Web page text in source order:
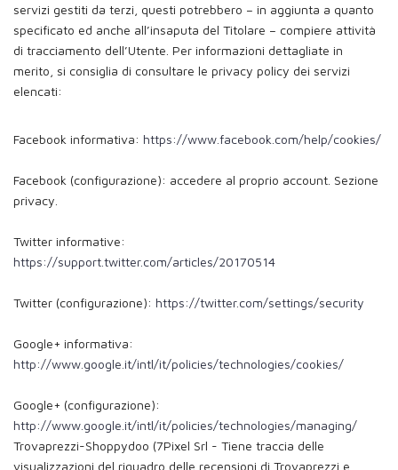
servizi gestiti da terzi, questi potrebbero – in aggiunta a quanto
specificato ed anche all’insaputa del Titolare – compiere attività
di tracciamento dell’Utente. Per informazioni dettagliate in
merito, si consiglia di consultare le privacy policy dei servizi
elencati:
Facebook informativa: https://www.facebook.com/help/cookies/
Facebook (configurazione): accedere al proprio account. Sezione
privacy.
Twitter informative:
https://support.twitter.com/articles/20170514
Twitter (configurazione): https://twitter.com/settings/security
Google+ informativa:
http://www.google.it/intl/it/policies/technologies/cookies/
Google+ (configurazione):
http://www.google.it/intl/it/policies/technologies/managing/
Trovaprezzi-Shoppydoo (7Pixel Srl - Tiene traccia delle
visualizzazioni del riquadro delle recensioni di Trovaprezzi e